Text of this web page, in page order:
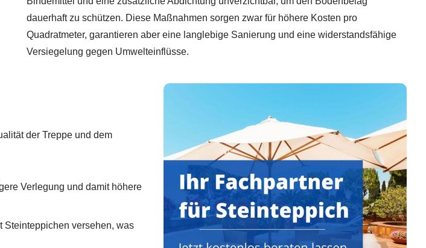
dauerhaft zu schützen. Diese Maßnahmen sorgen zwar für höhere Kosten pro
Quadratmeter, garantieren aber eine langlebige Sanierung und eine widerstandsfähige
Versiegelung gegen Umwelteinflüsse.
der Treppe und dem
Verlegung und damit höhere
Steinteppichen versehen, was